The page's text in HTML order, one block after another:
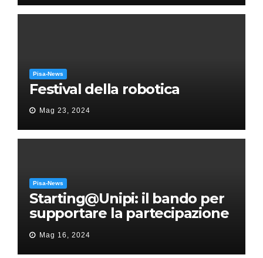
Pisa-News
Festival della robotica
Mag 23, 2024
Pisa-News
Starting@Unipi: il bando per
supportare la partecipazione
all’ERC Starting Grant
Mag 16, 2024